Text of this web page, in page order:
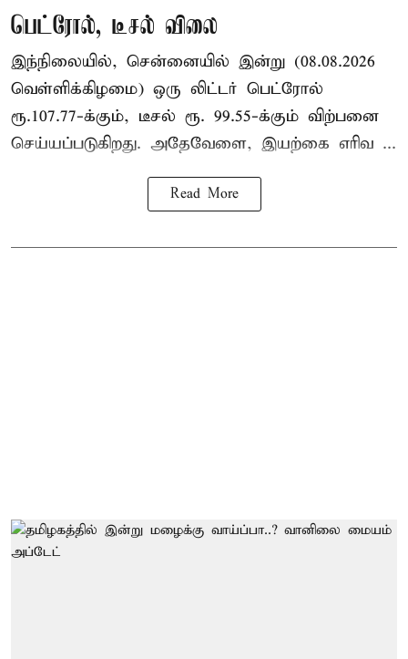
பெட்ரோல், டீசல் விலை
இந்நிலையில், சென்னையில் இன்று (08.08.2026
வெள்ளிக்கிழமை) ஒரு லிட்டர் பெட்ரோல்
ரூ.107.77-க்கும், டீசல் ரூ. 99.55-க்கும் விற்பனை
செய்யப்படுகிறது. அதேவேளை, இயற்கை எரிவ ...
Read More